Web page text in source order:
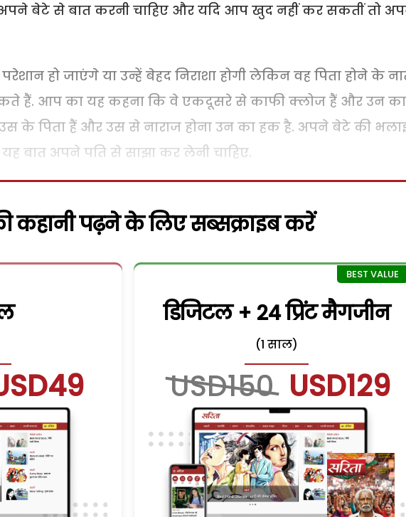
बेटे से बात करनी चाहिए और यदि आप खुद नहीं कर सकतीं तो
हो जाएंगे या उन्हें बेहद निराशा होगी लेकिन वह पिता होने के
हैं. आप का यह कहना कि वे एकदूसरे से काफी क्लोज हैं और उन का
उस के पिता हैं और उस से नाराज होना उन का हक है. अपने बेटे की
बात अपने पति से साझा कर लेनी चाहिए.
कहानी पढ़ने के लिए सब्सक्राइब करें
डिजिटल + 24 प्रिंट मैगजीन
(1 साल)
USD150 USD129